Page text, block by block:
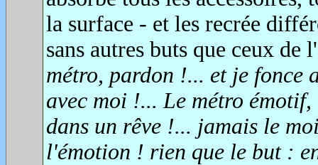
la surface - et les recrée
sans autres buts que ceux
métro, pardon !... et je fonce
avec moi !... Le métro
dans un rêve !... jamais le
l'émotion ! rien que le but :